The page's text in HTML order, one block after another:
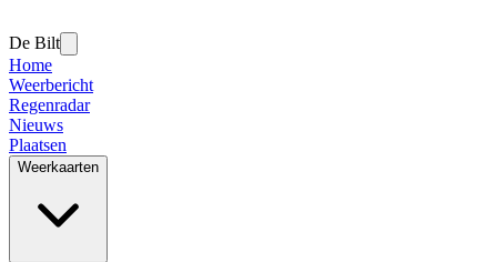
De Bilt
Home
Weerbericht
Regenradar
Nieuws
Plaatsen
Weerkaarten